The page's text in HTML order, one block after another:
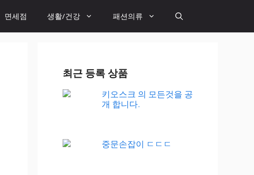
면세점 생활/건강 패션의류
최근 등록 상품
키오스크 의 모든것을 공
개 합니다.
중문손잡이 ㄷㄷㄷ